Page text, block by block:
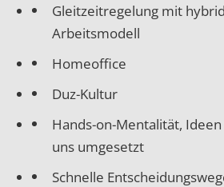
Gleitzeitregelung mit
Arbeitsmodell
Homeoffice
Duz-Kultur
Hands-on-Mentalität,
uns umgesetzt
Schnelle